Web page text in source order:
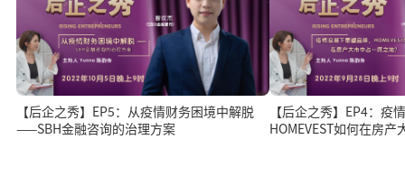
【后企之秀】EP5：从疫情财务困境中解脱
——SBH金融咨询的治理方案
【后企之秀】EP4：疫
HOMEVEST如何在房